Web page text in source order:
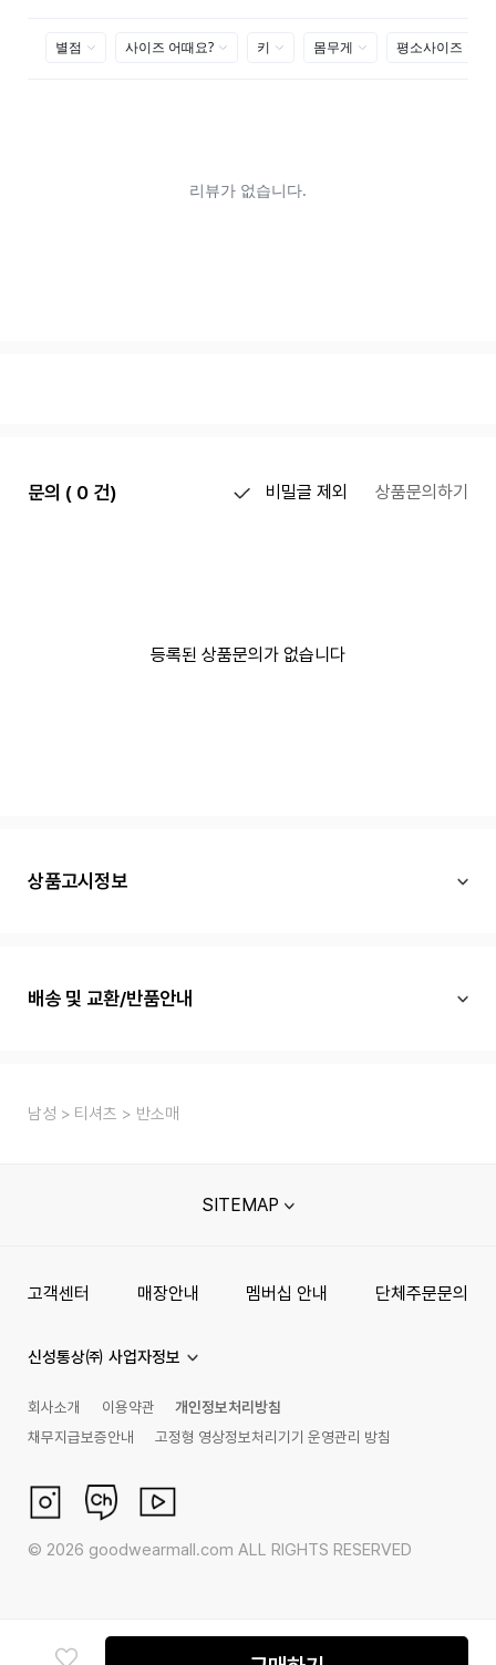
문의 ( 0 건) 비밀글 제외 상품문의하기
등록된 상품문의가 없습니다
상품고시정보
배송 및 교환/반품안내
남성 티셔츠 반소매
SITEMAP
고객센터 매장안내 멤버십 안내 단체주문문의
신성통상㈜ 사업자정보
회사소개 이용약관
개인정보처리방침
채무지급보증안내
고정형 영상정보처리기기 운영관리 방침
© 2026 goodwearmall.com ALL RIGHTS RESERVED